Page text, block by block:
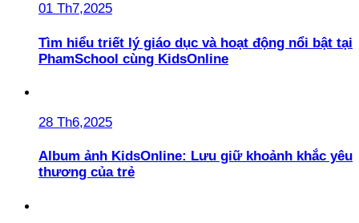
01 Th7,2025
Tìm hiểu triết lý giáo dục và hoạt động nổi bật tại
PhamSchool cùng KidsOnline
28 Th6,2025
Album ảnh KidsOnline: Lưu giữ khoảnh khắc yêu
thương của trẻ